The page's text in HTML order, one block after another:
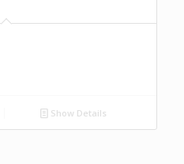
Show Details